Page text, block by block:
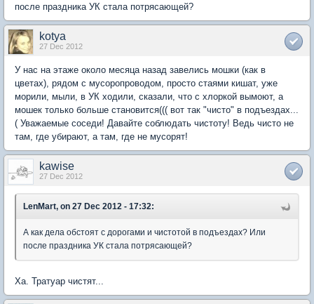
после праздника УК стала потрясающей?
kotya
27 Dec 2012
У нас на этаже около месяца назад завелись мошки (как в
цветах), рядом с мусоропроводом, просто стаями кишат, уже
морили, мыли, в УК ходили, сказали, что с хлоркой вымоют, а
мошек только больше становится((( вот так "чисто" в подъездах...
( Уважаемые соседи! Давайте соблюдать чистоту! Ведь чисто не
там, где убирают, а там, где не мусорят!
kawise
27 Dec 2012
LenMart, on 27 Dec 2012 - 17:32:
А как дела обстоят с дорогами и чистотой в подъездах? Или
после праздника УК стала потрясающей?
Ха. Тратуар чистят...